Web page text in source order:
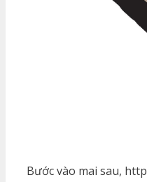
Bước vào mai sau,